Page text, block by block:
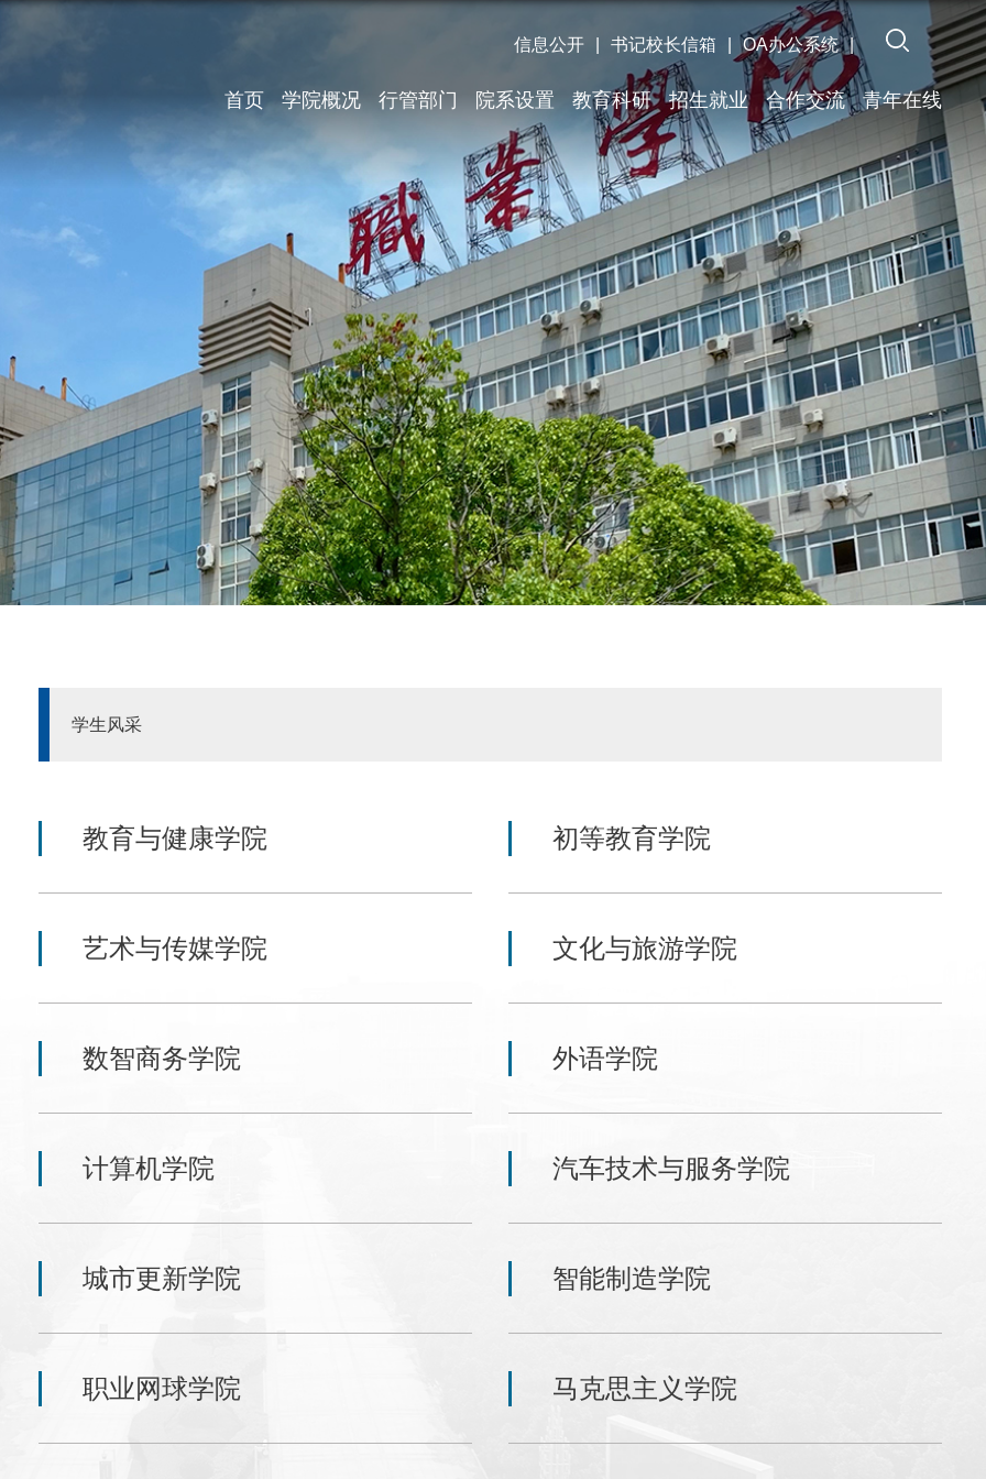
信息公开 书记校长信箱 OA办公系统 |
首页 学院概况 行管部门 院系设置 教育科研 招生就业 合作交流 青年在线
学生风采
教育与健康学院 初等教育学院
艺术与传媒学院 文化与旅游学院
数智商务学院 外语学院
计算机学院 汽车技术与服务学院
城市更新学院 智能制造学院
职业网球学院 马克思主义学院